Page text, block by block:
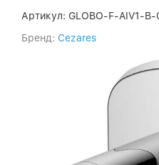
Артикул: GLOBO-F-AIV1-B-
Бренд: Cezares